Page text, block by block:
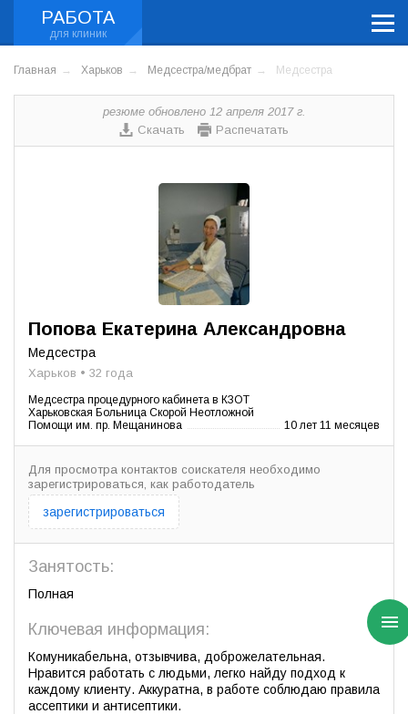
РАБОТА
Главная Харьков Медсестра/медбрат Медсестра
резюме обновлено 12 апреля 2017 г.
Скачать
Распечатать
Попова Екатерина Александровна
Медсестра
Харьков • 32 года
Медсестра процедурного кабинета в КЗОТ
Харьковская Больница Скорой Неотложной
Помощи им. пр. Мещанинова
10 лет 11 месяцев
Для просмотра контактов соискателя необходимо
зарегистрироваться, как работодатель
зарегистрироваться
Занятость:
Полная
Ключевая информация:
Комуникабельна, отзывчива, доброжелательная.
Нравится работать с людьми, легко найду подход к
каждому клиенту. Аккуратна, в работе соблюдаю правила
ассептики и антисептики.